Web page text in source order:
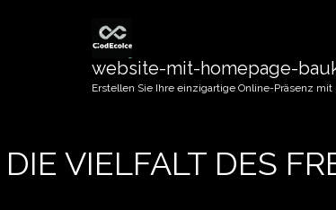
website-mit-homepage-
Erstellen Sie Ihre einzigartige Online-Präsenz mit
DIE VIELFALT DES